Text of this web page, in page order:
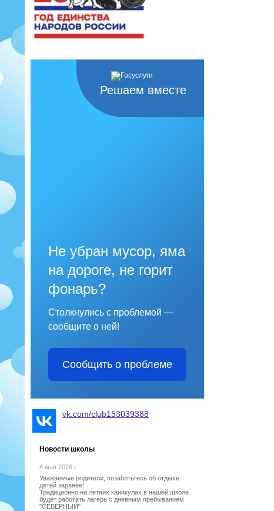
Решаем вместе
Не убран мусор, яма
на дороге, не горит
фонарь?
Столкнулись с проблемой —
сообщите о ней!
Сообщить о проблеме
vk.com/club153039388
Новости школы
4 мая 2026 г.
Уважаемые родители, позаботьтесь об отдыхе
детей заранее!
Традиционно на летних каникулах в нашей школе
будет работать лагерь с дневным пребыванием
"СЕВЕРНЫЙ"